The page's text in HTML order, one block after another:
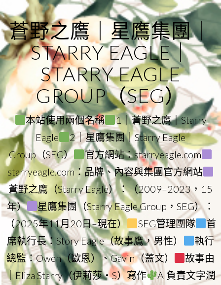
to
content
蒼野之鷹｜星鷹集團｜
STARRY EAGLE｜
STARRY EAGLE
GROUP（SEG）
本站使用兩個名稱
1｜蒼野之鷹｜Starry
Eagle
2｜星鷹集團｜Starry Eagle
Group（SEG）
官方網站：starryeagle.com
starryeagle.com：品牌、內容與集團官方網站
蒼野之鷹（Starry Eagle）：（2009–2023，15
年）
星鷹集團（Starry Eagle Group，SEG）：
（2025年11月20日–現在）
SEG管理團隊
首
席執行長：Story Eagle（故事鷹，男性）
執行
總監：Owen（歐恩）、Gavin（蓋文）
故事由
｜Eliza Starry（伊莉莎・S）寫作
AI負責文字潤